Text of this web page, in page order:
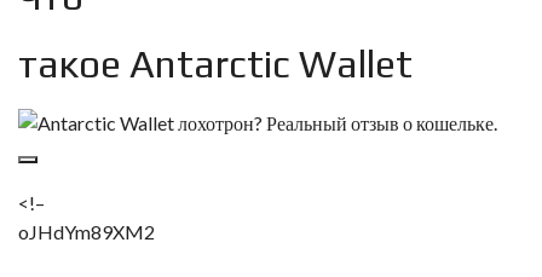
такое Antarctic Wallet
<!–
oJHdYm89XM2